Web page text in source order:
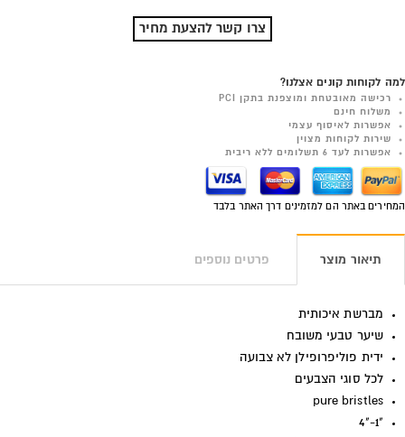
צרו קשר להצעת מחיר
למה לקוחות קונים אצלנו?
רכישה מאובטחת ומוצפנת בתקן PCI
משלוח חינם
אפשרות לאיסוף עצמי
שירות לקוחות מצוין
אפשרות לעד 6 תשלומים ללא ריבית
המחירים באתר הם למזמינים דרך האתר בלבד
תיאור מוצר פרטים נוספים
מברשת איכותית
שיער טבעי משובח
ידית פוליפרופילן לא צבועה
לכל סוגי הצבעים
pure bristles
"1-"4